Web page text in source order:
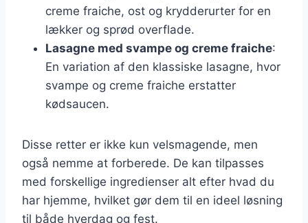
creme fraiche, ost og krydderurter for en
lækker og sprød overflade.
Lasagne med svampe og creme fraiche:
En variation af den klassiske lasagne, hvor
svampe og creme fraiche erstatter
kødsaucen.
Disse retter er ikke kun velsmagende, men
også nemme at forberede. De kan tilpasses
med forskellige ingredienser alt efter hvad du
har hjemme, hvilket gør dem til en ideel løsning
til både hverdag og fest.